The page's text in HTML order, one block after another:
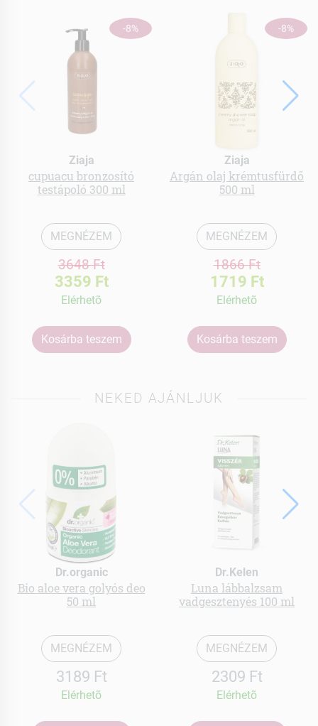
-8%
Ziaja
cupuacu bronzosító
testápoló 300 ml
MEGNÉZEM
3648 Ft
3359 Ft
Elérhetõ
Kosárba teszem
-8%
Ziaja
Argán olaj krémtusfürdő
500 ml
MEGNÉZEM
1866 Ft
1719 Ft
Elérhetõ
Kosárba teszem
NEKED AJÁNLJUK
Dr.organic
Bio aloe vera golyós deo
50 ml
MEGNÉZEM
3189 Ft
Elérhetõ
Dr.Kelen
Luna lábbalzsam
vadgesztenyés 100 ml
MEGNÉZEM
2309 Ft
Elérhetõ